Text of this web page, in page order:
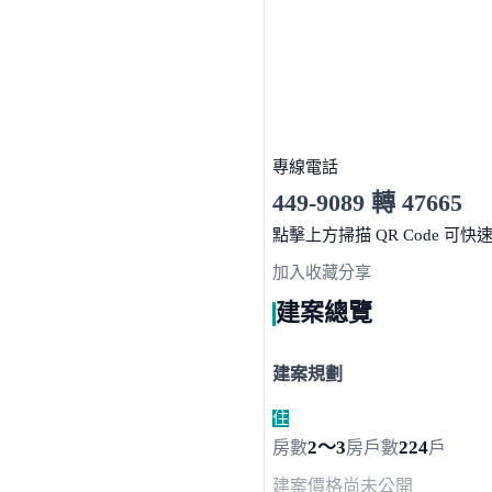
專線電話
449-9089 轉 47665
服務時間 10:00～19:00
點擊上方掃描 QR Code 可快
加入收藏分享
建案總覽
建案規劃
住
房數2～3房戶數224戶
建案價格尚未公開